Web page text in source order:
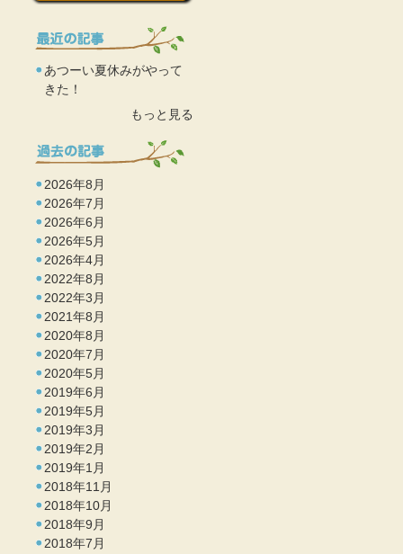
あつーい夏休みがやって
きた！
もっと見る
2026年8月
2026年7月
2026年6月
2026年5月
2026年4月
2022年8月
2022年3月
2021年8月
2020年8月
2020年7月
2020年5月
2019年6月
2019年5月
2019年3月
2019年2月
2019年1月
2018年11月
2018年10月
2018年9月
2018年7月